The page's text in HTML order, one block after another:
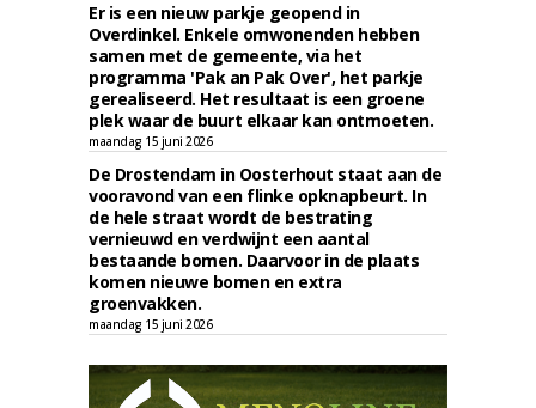
Er is een nieuw parkje geopend in
Overdinkel. Enkele omwonenden hebben
samen met de gemeente, via het
programma 'Pak an Pak Over', het parkje
gerealiseerd. Het resultaat is een groene
plek waar de buurt elkaar kan ontmoeten.
maandag 15 juni 2026
De Drostendam in Oosterhout staat aan de
vooravond van een flinke opknapbeurt. In
de hele straat wordt de bestrating
vernieuwd en verdwijnt een aantal
bestaande bomen. Daarvoor in de plaats
komen nieuwe bomen en extra
groenvakken.
maandag 15 juni 2026